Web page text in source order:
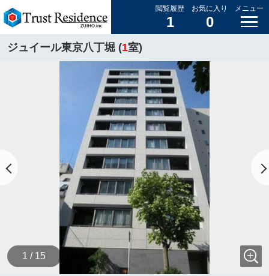
閲覧履歴
1
お気に入り
0
メニュー
ジュイール東京八丁堀 (1室)
1 / 15